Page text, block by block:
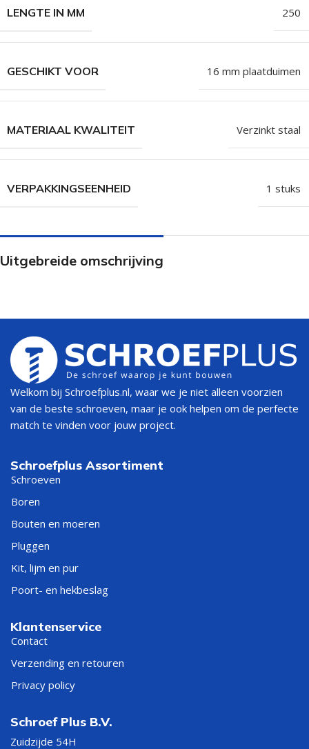
LENGTE IN MM 250
GESCHIKT VOOR 16 mm plaatduimen
MATERIAAL KWALITEIT Verzinkt staal
VERPAKKINGSEENHEID 1 stuks
Uitgebreide omschrijving
Welkom bij Schroefplus.nl, waar we je niet alleen voorzien
van de beste schroeven, maar je ook helpen om de perfecte
match te vinden voor jouw project.
Schroefplus Assortiment
Schroeven
Boren
Bouten en moeren
Pluggen
Kit, lijm en pur
Poort- en hekbeslag
Klantenservice
Contact
Verzending en retouren
Privacy policy
Schroef Plus B.V.
Zuidzijde 54H